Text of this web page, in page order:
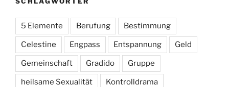
5 Elemente Berufung Bestimmung
Celestine Engpass Entspannung Geld
Gemeinschaft Gradido Gruppe
heilsame Sexualität Kontrolldrama